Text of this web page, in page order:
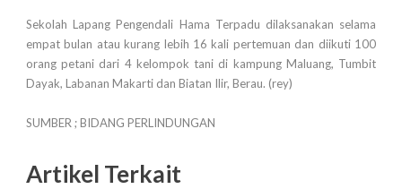
Sekolah Lapang Pengendali Hama Terpadu dilaksanakan selama
empat bulan atau kurang lebih 16 kali pertemuan dan diikuti 100
orang petani dari 4 kelompok tani di kampung Maluang, Tumbit
Dayak, Labanan Makarti dan Biatan Ilir, Berau. (rey)
SUMBER ; BIDANG PERLINDUNGAN
Artikel Terkait